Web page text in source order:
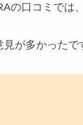
の口コミでは
見が多かったで